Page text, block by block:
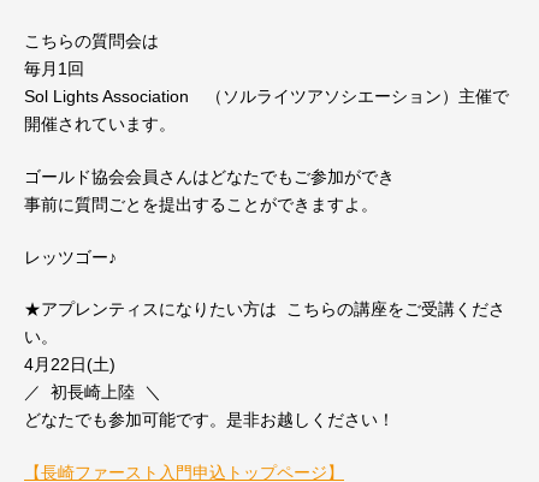
こちらの質問会は
毎月1回
Sol Lights Association （ソルライツアソシエーション）主催で
開催されています。
ゴールド協会会員さんはどなたでもご参加ができ
事前に質問ごとを提出することができますよ。
レッツゴー♪
★アプレンティスになりたい方は こちらの講座をご受講くださ
い。
4月22日(土)
／ 初長崎上陸 ＼
どなたでも参加可能です。是非お越しください！
【長崎ファースト入門申込トップページ】